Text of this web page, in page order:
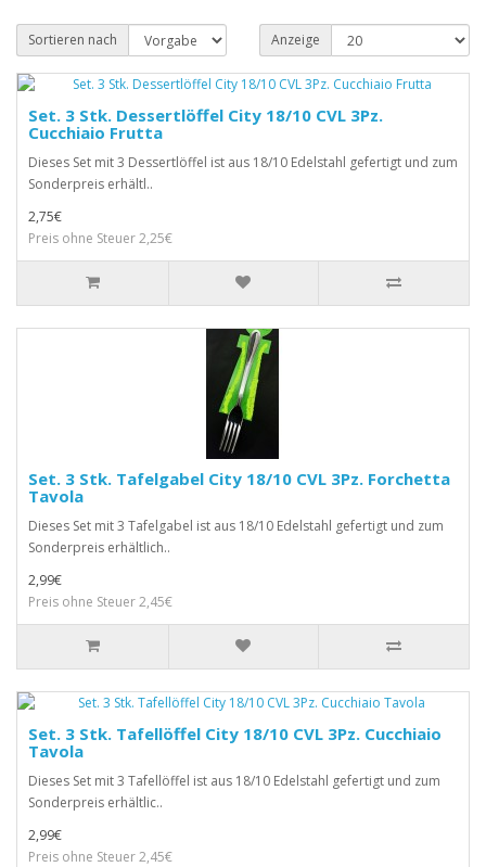
Sortieren nach Anzeige
Set. 3 Stk. Dessertlöffel City 18/10 CVL 3Pz.
Cucchiaio Frutta
Dieses Set mit 3 Dessertlöffel ist aus 18/10 Edelstahl gefertigt und zum
Sonderpreis erhältl..
2,75€
Preis ohne Steuer 2,25€
Set. 3 Stk. Tafelgabel City 18/10 CVL 3Pz. Forchetta
Tavola
Dieses Set mit 3 Tafelgabel ist aus 18/10 Edelstahl gefertigt und zum
Sonderpreis erhältlich..
2,99€
Preis ohne Steuer 2,45€
Set. 3 Stk. Tafellöffel City 18/10 CVL 3Pz. Cucchiaio
Tavola
Dieses Set mit 3 Tafellöffel ist aus 18/10 Edelstahl gefertigt und zum
Sonderpreis erhältlic..
2,99€
Preis ohne Steuer 2,45€